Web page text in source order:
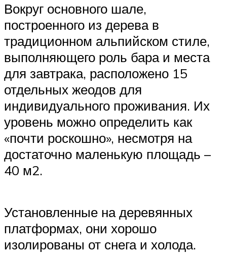
Вокруг основного шале,
построенного из дерева в
традиционном альпийском стиле,
выполняющего роль бара и места
для завтрака, расположено 15
отдельных жеодов для
индивидуального проживания. Их
уровень можно определить как
«почти роскошно», несмотря на
достаточно маленькую площадь –
40 м2.
Установленные на деревянных
платформах, они хорошо
изолированы от снега и холода.